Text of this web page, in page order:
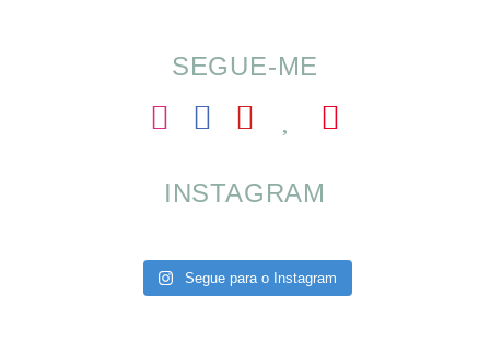
SEGUE-ME
INSTAGRAM
Segue para o Instagram